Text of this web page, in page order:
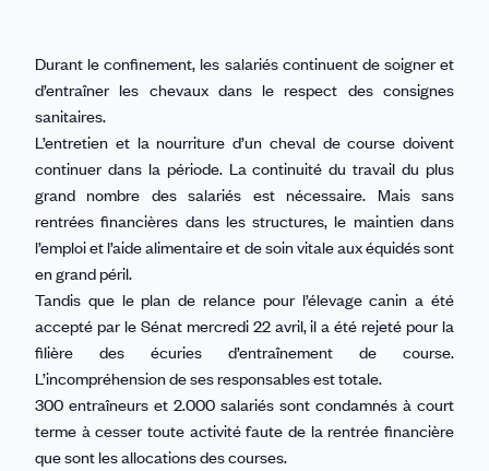
Durant le confinement, les salariés continuent de soigner et
d’entraîner les chevaux dans le respect des consignes
sanitaires.
L’entretien et la nourriture d’un cheval de course doivent
continuer dans la période. La continuité du travail du plus
grand nombre des salariés est nécessaire. Mais sans
rentrées financières dans les structures, le maintien dans
l’emploi et l’aide alimentaire et de soin vitale aux équidés sont
en grand péril.
Tandis que le plan de relance pour l’élevage canin a été
accepté par le Sénat mercredi 22 avril, il a été rejeté pour la
filière des écuries d’entraînement de course.
L’incompréhension de ses responsables est totale.
300 entraîneurs et 2.000 salariés sont condamnés à court
terme à cesser toute activité faute de la rentrée financière
que sont les allocations des courses.